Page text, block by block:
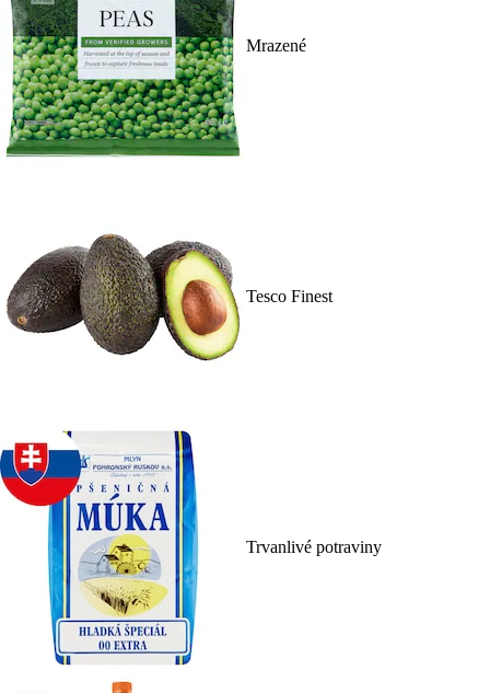
Mrazené
Tesco Finest
Trvanlivé potraviny